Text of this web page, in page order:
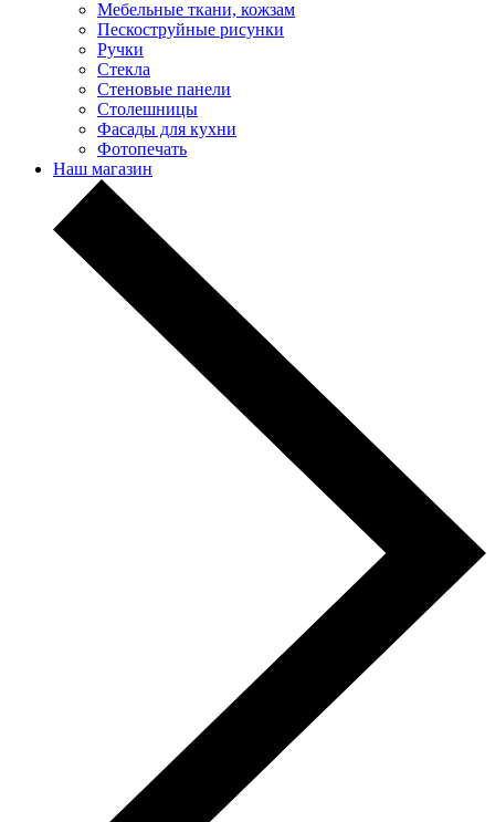
Мебельные ткани, кожзам
Пескоструйные рисунки
Ручки
Стекла
Стеновые панели
Столешницы
Фасады для кухни
Фотопечать
Наш магазин